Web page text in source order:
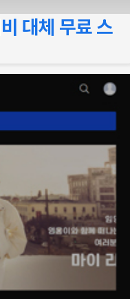
대체 무료 스